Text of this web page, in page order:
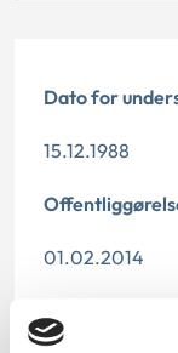
Dato for
15.12.1988
01.02.2014
Denne
da den ikke